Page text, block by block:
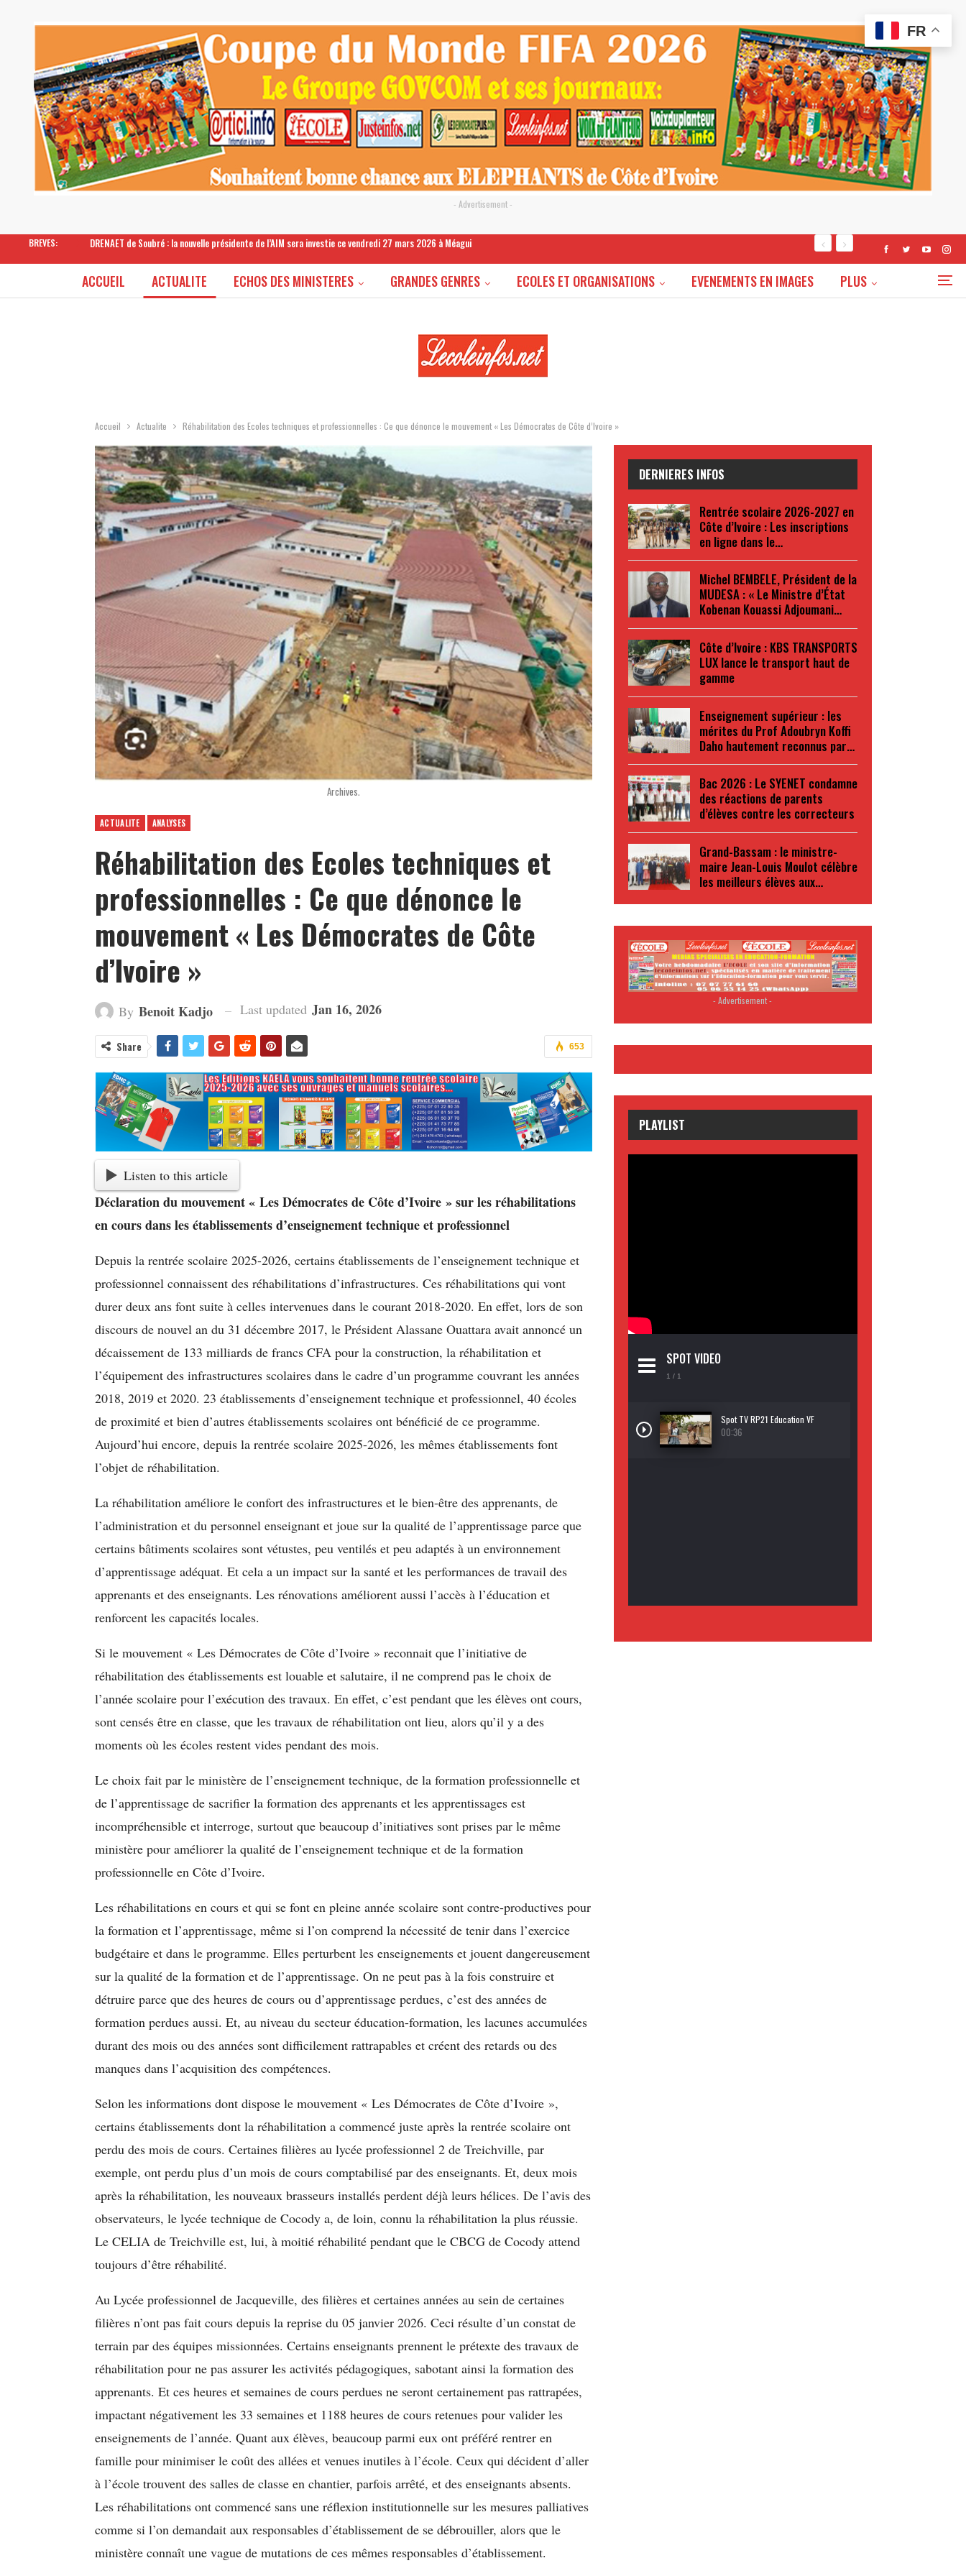
- Advertisement -
BREVES: DRENAET de Soubré : la nouvelle présidente de l’AIM sera investie ce vendredi 27 mars 2026 à Méagui
ACCUEIL ACTUALITE ECHOS DES MINISTERES GRANDES GENRES ECOLES ET ORGANISATIONS EVENEMENTS EN IMAGES PLUS
Accueil Actualite Réhabilitation des Ecoles techniques et professionnelles : Ce que dénonce le mouvement « Les Démocrates de Côte d’Ivoire »
Archives.
ACTUALITE ANALYSES
Réhabilitation des Ecoles techniques et
professionnelles : Ce que dénonce le
mouvement « Les Démocrates de Côte
d’Ivoire »
By Benoit Kadjo Last updated Jan 16, 2026
653
Share
Listen to this article
Déclaration du mouvement « Les Démocrates de Côte d’Ivoire » sur les réhabilitations
en cours dans les établissements d’enseignement technique et professionnel
Depuis la rentrée scolaire 2025-2026, certains établissements de l’enseignement technique et
professionnel connaissent des réhabilitations d’infrastructures. Ces réhabilitations qui vont
durer deux ans font suite à celles intervenues dans le courant 2018-2020. En effet, lors de son
discours de nouvel an du 31 décembre 2017, le Président Alassane Ouattara avait annoncé un
décaissement de 133 milliards de francs CFA pour la construction, la réhabilitation et
l’équipement des infrastructures scolaires dans le cadre d’un programme couvrant les années
2018, 2019 et 2020. 23 établissements d’enseignement technique et professionnel, 40 écoles
de proximité et bien d’autres établissements scolaires ont bénéficié de ce programme.
Aujourd’hui encore, depuis la rentrée scolaire 2025-2026, les mêmes établissements font
l’objet de réhabilitation.
La réhabilitation améliore le confort des infrastructures et le bien-être des apprenants, de
l’administration et du personnel enseignant et joue sur la qualité de l’apprentissage parce que
certains bâtiments scolaires sont vétustes, peu ventilés et peu adaptés à un environnement
d’apprentissage adéquat. Et cela a un impact sur la santé et les performances de travail des
apprenants et des enseignants. Les rénovations améliorent aussi l’accès à l’éducation et
renforcent les capacités locales.
Si le mouvement « Les Démocrates de Côte d’Ivoire » reconnait que l’initiative de
réhabilitation des établissements est louable et salutaire, il ne comprend pas le choix de
l’année scolaire pour l’exécution des travaux. En effet, c’est pendant que les élèves ont cours,
sont censés être en classe, que les travaux de réhabilitation ont lieu, alors qu’il y a des
moments où les écoles restent vides pendant des mois.
Le choix fait par le ministère de l’enseignement technique, de la formation professionnelle et
de l’apprentissage de sacrifier la formation des apprenants et les apprentissages est
incompréhensible et interroge, surtout que beaucoup d’initiatives sont prises par le même
ministère pour améliorer la qualité de l’enseignement technique et de la formation
professionnelle en Côte d’Ivoire.
Les réhabilitations en cours et qui se font en pleine année scolaire sont contre-productives pour
la formation et l’apprentissage, même si l’on comprend la nécessité de tenir dans l’exercice
budgétaire et dans le programme. Elles perturbent les enseignements et jouent dangereusement
sur la qualité de la formation et de l’apprentissage. On ne peut pas à la fois construire et
détruire parce que des heures de cours ou d’apprentissage perdues, c’est des années de
formation perdues aussi. Et, au niveau du secteur éducation-formation, les lacunes accumulées
durant des mois ou des années sont difficilement rattrapables et créent des retards ou des
manques dans l’acquisition des compétences.
Selon les informations dont dispose le mouvement « Les Démocrates de Côte d’Ivoire »,
certains établissements dont la réhabilitation a commencé juste après la rentrée scolaire ont
perdu des mois de cours. Certaines filières au lycée professionnel 2 de Treichville, par
exemple, ont perdu plus d’un mois de cours comptabilisé par des enseignants. Et, deux mois
après la réhabilitation, les nouveaux brasseurs installés perdent déjà leurs hélices. De l’avis des
observateurs, le lycée technique de Cocody a, de loin, connu la réhabilitation la plus réussie.
Le CELIA de Treichville est, lui, à moitié réhabilité pendant que le CBCG de Cocody attend
toujours d’être réhabilité.
Au Lycée professionnel de Jacqueville, des filières et certaines années au sein de certaines
filières n’ont pas fait cours depuis la reprise du 05 janvier 2026. Ceci résulte d’un constat de
terrain par des équipes missionnées. Certains enseignants prennent le prétexte des travaux de
réhabilitation pour ne pas assurer les activités pédagogiques, sabotant ainsi la formation des
apprenants. Et ces heures et semaines de cours perdues ne seront certainement pas rattrapées,
impactant négativement les 33 semaines et 1188 heures de cours retenues pour valider les
enseignements de l’année. Quant aux élèves, beaucoup parmi eux ont préféré rentrer en
famille pour minimiser le coût des allées et venues inutiles à l’école. Ceux qui décident d’aller
à l’école trouvent des salles de classe en chantier, parfois arrêté, et des enseignants absents.
Les réhabilitations ont commencé sans une réflexion institutionnelle sur les mesures palliatives
comme si l’on demandait aux responsables d’établissement de se débrouiller, alors que le
ministère connaît une vague de mutations de ces mêmes responsables d’établissement.
DERNIERES INFOS
Rentrée scolaire 2026-2027 en
Côte d’Ivoire : Les inscriptions
en ligne dans le…
Michel BEMBELE, Président de la
MUDESA : « Le Ministre d’État
Kobenan Kouassi Adjoumani…
Côte d’Ivoire : KBS TRANSPORTS
LUX lance le transport haut de
gamme
Enseignement supérieur : les
mérites du Prof Adoubryn Koffi
Daho hautement reconnus par…
Bac 2026 : Le SYENET condamne
des réactions de parents
d’élèves contre les correcteurs
Grand-Bassam : le ministre-
maire Jean-Louis Moulot célèbre
les meilleurs élèves aux…
- Advertisement -
PLAYLIST
SPOT VIDEO
1 / 1
Spot TV RP21 Education VF
00:36
FR